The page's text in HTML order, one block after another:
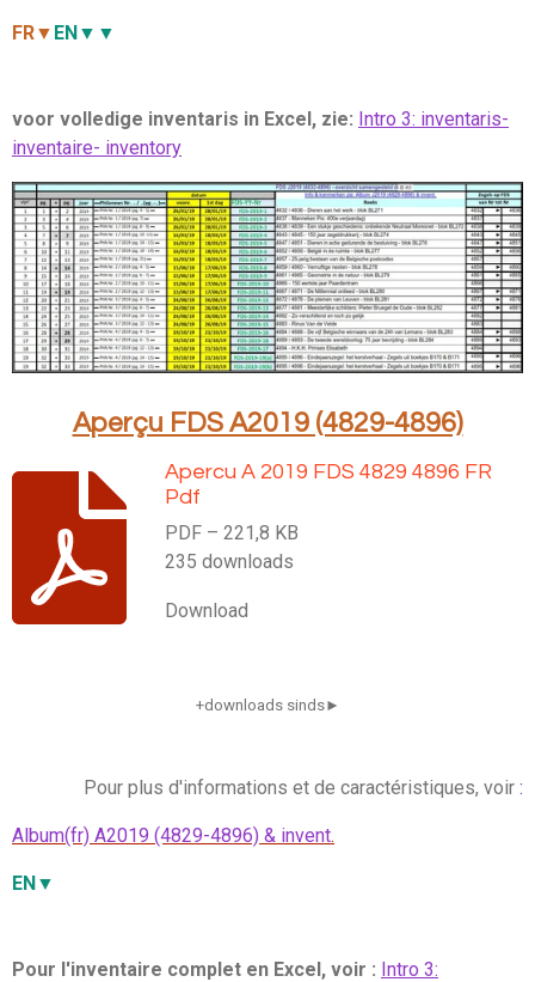
FR▼ EN▼▼
voor volledige inventaris in Excel, zie: Intro 3: inventaris-
inventaire- inventory
Aperçu FDS A2019 (4829-4896)
Apercu A 2019 FDS 4829 4896 FR
Pdf
PDF – 221,8 KB
235 downloads
Download
+downloads sinds►
Pour plus d'informations et de caractéristiques, voir :
Album(fr) A2019 (4829-4896) & invent.
EN▼
Pour l'inventaire complet en Excel, voir : Intro 3: